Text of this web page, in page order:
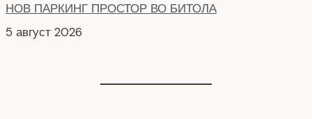
продолжуваат во втора фаза ЈКП Водовод
4 август 2026